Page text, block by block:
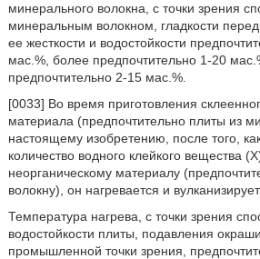
минерального волокна, с точки зрения
минеральным волокном, гладкости
ее жесткости и водостойкости
мас.%, более предпочтительно 1-20
предпочтительно 2-15 мас.%.
[0033] Во время приготовления
материала (предпочтительно плиты из
настоящему изобретению, после того,
количество водного клейкого вещества
неорганическому материалу
волокну), он нагревается и
Температура нагрева, с точки зрения
водостойкости плиты, подавления
промышленной точки зрения,